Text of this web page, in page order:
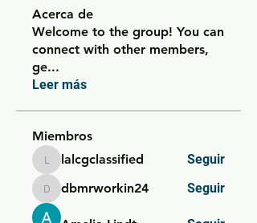
Acerca de
Welcome to the group! You can
connect with other members,
ge...
Leer más
Miembros
lalcgclassified
lalcgclassified Seguir
dbmrworkin24
dbmrworkin24 Seguir